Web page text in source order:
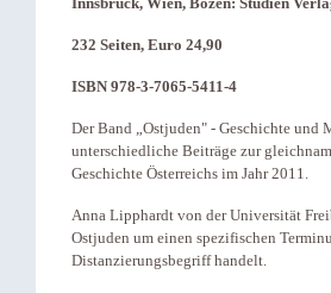
Innsbruck, Wien, Bozen: Studien
232 Seiten, Euro 24,90
ISBN 978-3-7065-5411-4
Der Band „Ostjuden" - Geschichte und
unterschiedliche Beiträge zur
Geschichte Österreichs im Jahr 2011.
Anna Lipphardt von der Universität
Ostjuden um einen spezifischen
Distanzierungsbegriff handelt.